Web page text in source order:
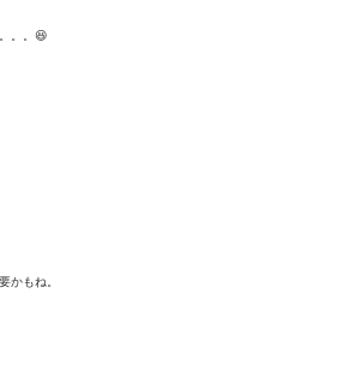
。。😆
かもね。